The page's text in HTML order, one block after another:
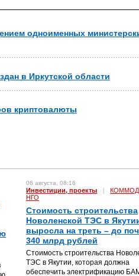
одноименных
в Иркутской области
криптовалюты
06 августа, 08:16
Инвестиции, проекты |
НГО
Стоимость строительства
Новоленской ТЭС в
выросла на треть – до
340 млрд рублей
Стоимость строительства
ТЭС в Якутии, которая должна
обеспечить электрификацию